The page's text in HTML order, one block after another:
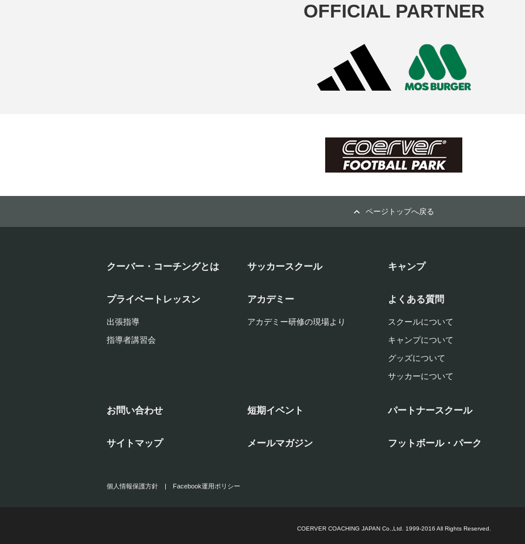
OFFICIAL PARTNER
ページトップへ戻る
クーバー・コーチングとは サッカースクール キャンプ
プライベートレッスン
出張指導
指導者講習会
アカデミー
アカデミー研修の現場より
よくある質問
スクールについて
キャンプについて
グッズについて
サッカーについて
お問い合わせ 短期イベント パートナースクール
サイトマップ メールマガジン フットボール・パーク
個人情報保護方針 | Facebook運用ポリシー
COERVER COACHING JAPAN Co.,Ltd. 1999-2016 All Rights Reserved.